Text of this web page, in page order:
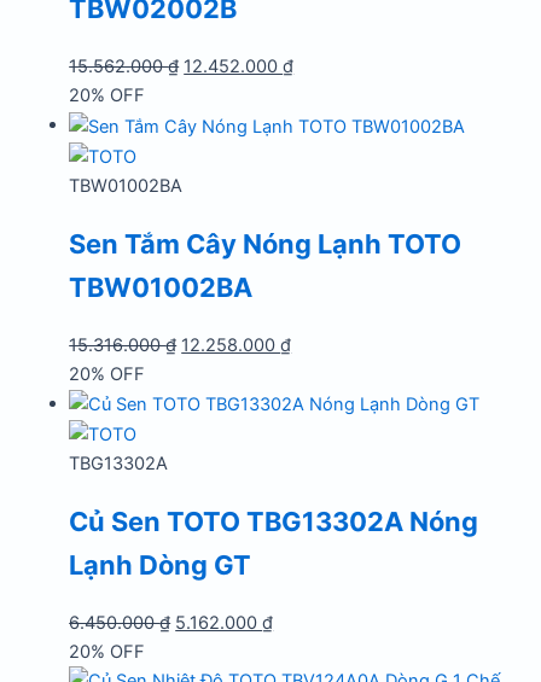
TBW02002B
15.562.000₫ Giá
là:
12.452.000₫Giá
tại
20% OFF
TBW01002BA
Sen Tắm Cây Nóng Lạnh TOTO
TBW01002BA
15.316.000₫ Giá
là:
12.258.000₫Giá
tại
20% OFF
TBG13302A
Củ Sen TOTO TBG13302A Nóng
Lạnh Dòng GT
6.450.000₫ Giá
5.162.000₫Giá
20% OFF